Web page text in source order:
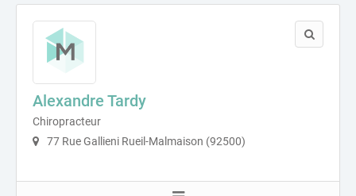
Alexandre Tardy
Chiropracteur
77 Rue Gallieni Rueil-Malmaison (92500)